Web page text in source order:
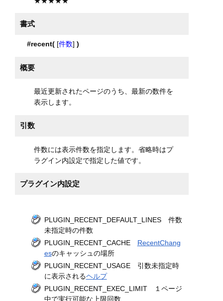
書式
#recent([件数] )
概要
最近更新されたページのうち、最新の数件を
表示します。
引数
件数には表示件数を指定します。省略時はプ
ラグイン内設定で指定した値です。
プラグイン内設定
PLUGIN_RECENT_DEFAULT_LINES 件数
未指定時の件数
PLUGIN_RECENT_CACHE RecentChang
esのキャッシュの場所
PLUGIN_RECENT_USAGE 引数未指定時
に表示されるヘルプ
PLUGIN_RECENT_EXEC_LIMIT １ページ
中で実行可能な上限回数